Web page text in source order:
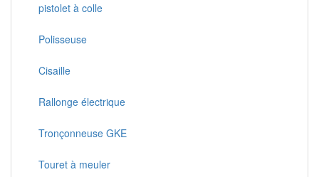
pistolet à colle
Polisseuse
Cisaille
Rallonge électrique
Tronçonneuse GKE
Touret à meuler